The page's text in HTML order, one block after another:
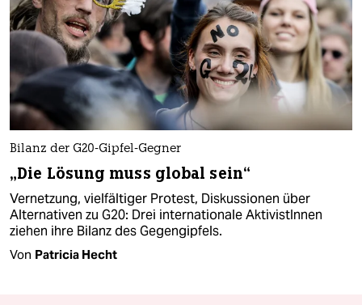
Bilanz der G20-Gipfel-Gegner
„Die Lösung muss global sein“
Vernetzung, vielfältiger Protest, Diskussionen über
Alternativen zu G20: Drei internationale AktivistInnen
ziehen ihre Bilanz des Gegengipfels.
Von Patricia Hecht